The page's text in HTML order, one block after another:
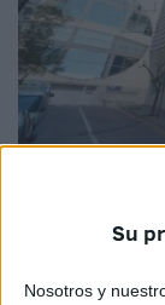
Su
Nosotros y